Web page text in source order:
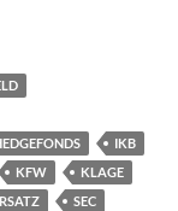
IKB
KFW
KLAGE
SEC